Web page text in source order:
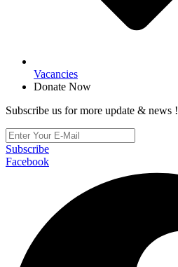
Vacancies
Donate Now
Subscribe us for more update & news !
Subscribe
Facebook